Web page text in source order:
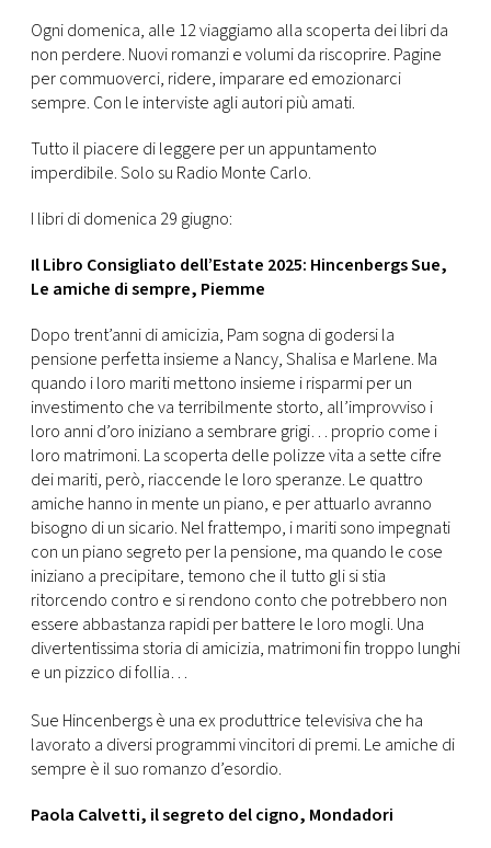
Ogni domenica, alle 12 viaggiamo alla scoperta dei libri da
non perdere. Nuovi romanzi e volumi da riscoprire. Pagine
per commuoverci, ridere, imparare ed emozionarci
sempre. Con le interviste agli autori più amati.
Tutto il piacere di leggere per un appuntamento
imperdibile. Solo su Radio Monte Carlo.
I libri di domenica 29 giugno:
Il Libro Consigliato dell’Estate 2025: Hincenbergs Sue,
Le amiche di sempre, Piemme
Dopo trent’anni di amicizia, Pam sogna di godersi la
pensione perfetta insieme a Nancy, Shalisa e Marlene. Ma
quando i loro mariti mettono insieme i risparmi per un
investimento che va terribilmente storto, all’improvviso i
loro anni d’oro iniziano a sembrare grigi… proprio come i
loro matrimoni. La scoperta delle polizze vita a sette cifre
dei mariti, però, riaccende le loro speranze. Le quattro
amiche hanno in mente un piano, e per attuarlo avranno
bisogno di un sicario. Nel frattempo, i mariti sono impegnati
con un piano segreto per la pensione, ma quando le cose
iniziano a precipitare, temono che il tutto gli si stia
ritorcendo contro e si rendono conto che potrebbero non
essere abbastanza rapidi per battere le loro mogli. Una
divertentissima storia di amicizia, matrimoni fin troppo lunghi
e un pizzico di follia…
Sue Hincenbergs è una ex produttrice televisiva che ha
lavorato a diversi programmi vincitori di premi. Le amiche di
sempre è il suo romanzo d’esordio.
Paola Calvetti, il segreto del cigno, Mondadori